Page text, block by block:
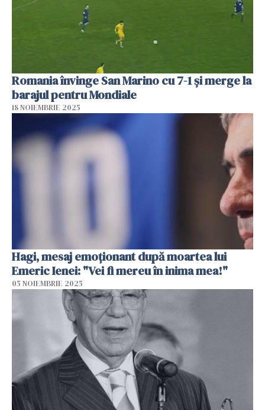
Romania învinge San Marino cu 7-1 și merge la
barajul pentru Mondiale
18 NOIEMBRIE 2025
Hagi, mesaj emoționant după moartea lui
Emeric Ienei: "Vei fi mereu în inima mea!"
05 NOIEMBRIE 2025